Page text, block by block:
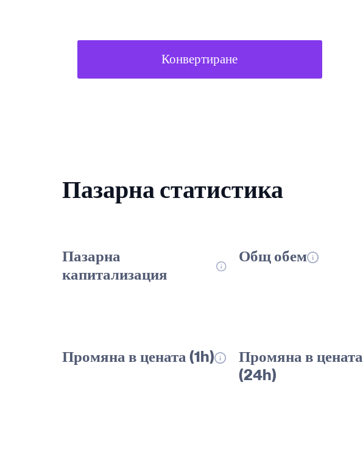
Конвертиране
Пазарна статистика
Пазарна
капитализация
Общ обем
Промяна в цената (1h)
Промяна в цената
(24h)